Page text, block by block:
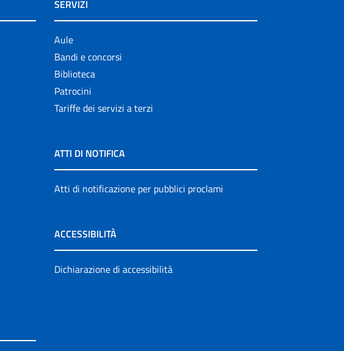
SERVIZI
Aule
Bandi e concorsi
Biblioteca
Patrocini
Tariffe dei servizi a terzi
ATTI DI NOTIFICA
Atti di notificazione per pubblici proclami
ACCESSIBILITÀ
Dichiarazione di accessibilità